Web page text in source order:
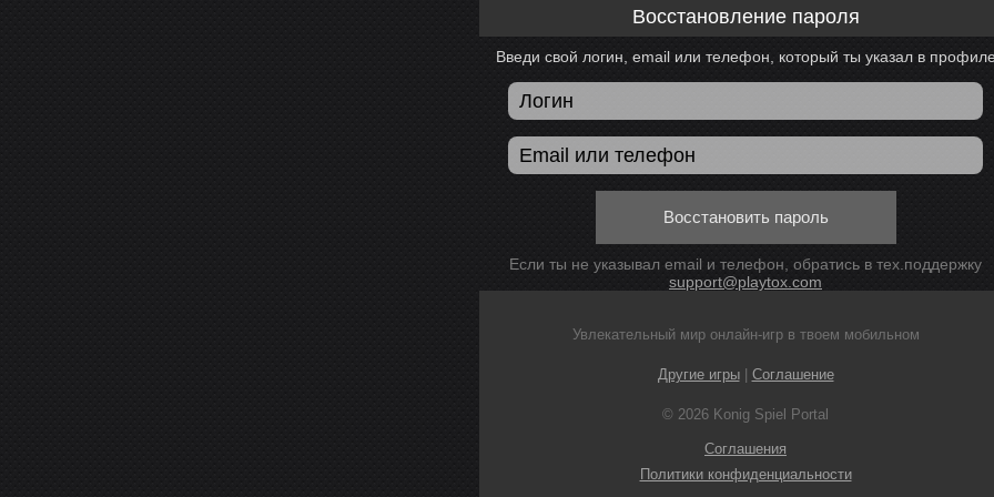
Восстановление пароля
Введи свой логин, email или телефон, который ты указал в
Восстановить пароль
Если ты не указывал email и телефон, обратись в тех.поддержку
support@playtox.com
Увлекательный мир онлайн-игр в твоем мобильном
Другие игры| Соглашение
© 2026 Konig Spiel Portal
Соглашения
Политики конфиденциальности